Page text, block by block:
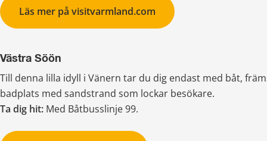
Läs mer på visitvarmland.com
Västra Söön
Till denna lilla idyll i Vänern tar du dig endast med båt,
badplats med sandstrand som lockar besökare.
Ta dig hit: Med Båtbusslinje 99.